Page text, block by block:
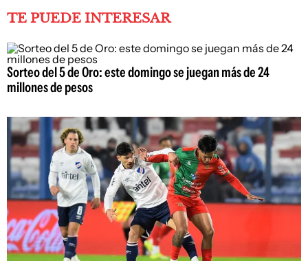
TE PUEDE INTERESAR
Sorteo del 5 de Oro: este domingo se juegan más de 24
millones de pesos